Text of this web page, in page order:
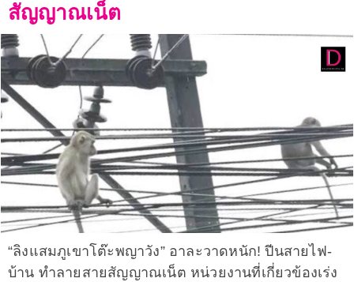
สัญญาณเน็ต
“ลิงแสมภูเขาโต๊ะพญาวัง” อาละวาดหนัก! ปีนสายไฟ-
บ้าน ทำลายสายสัญญาณเน็ต หน่วยงานที่เกี่ยวข้องเร่ง